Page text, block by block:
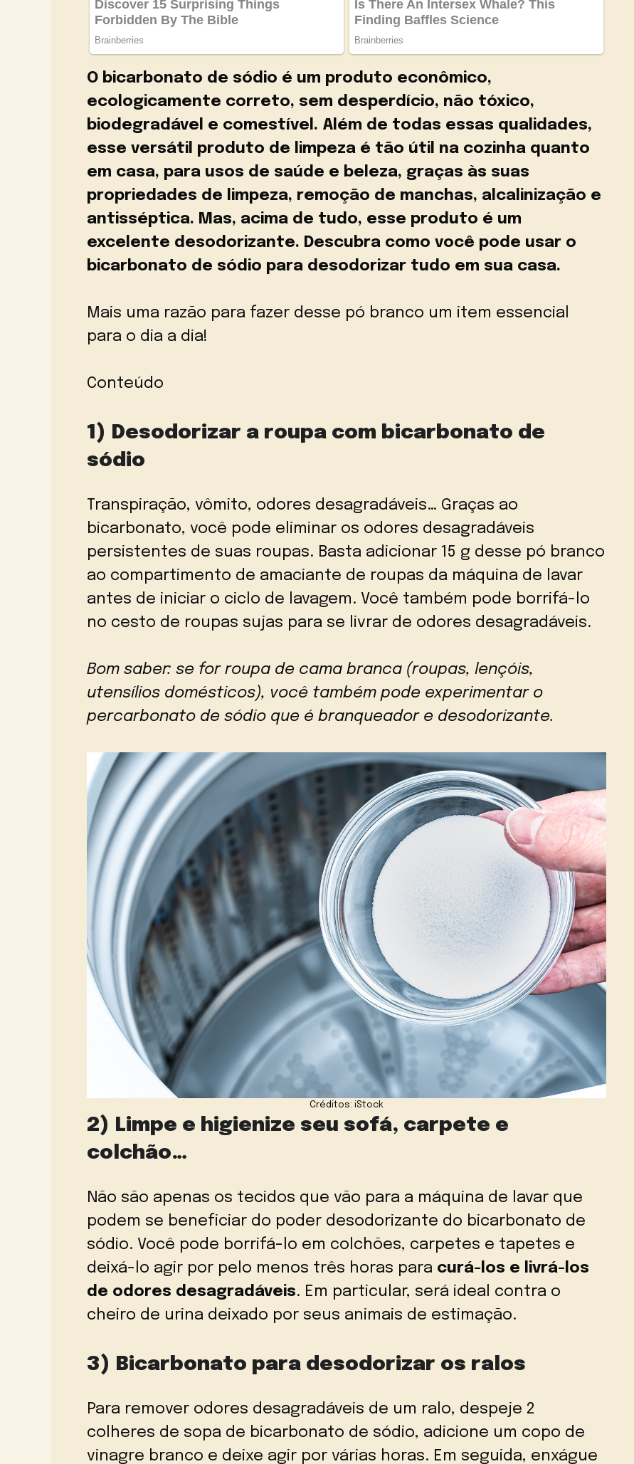
O bicarbonato de sódio é um produto econômico,
ecologicamente correto, sem desperdício, não tóxico,
biodegradável e comestível. Além de todas essas qualidades,
esse versátil produto de limpeza é tão útil na cozinha quanto
em casa, para usos de saúde e beleza, graças às suas
propriedades de limpeza, remoção de manchas, alcalinização e
antisséptica. Mas, acima de tudo, esse produto é um
excelente desodorizante. Descubra como você pode usar o
bicarbonato de sódio para desodorizar tudo em sua casa.
Mais uma razão para fazer desse pó branco um item essencial
para o dia a dia!
Conteúdo
1) Desodorizar a roupa com bicarbonato de
sódio
Transpiração, vômito, odores desagradáveis… Graças ao
bicarbonato, você pode eliminar os odores desagradáveis
persistentes de suas roupas. Basta adicionar 15 g desse pó branco
ao compartimento de amaciante de roupas da máquina de lavar
antes de iniciar o ciclo de lavagem. Você também pode borrifá-lo
no cesto de roupas sujas para se livrar de odores desagradáveis.
Bom saber: se for roupa de cama branca (roupas, lençóis,
utensílios domésticos), você também pode experimentar o
percarbonato de sódio que é branqueador e desodorizante.
Créditos: iStock
2) Limpe e higienize seu sofá, carpete e
colchão…
Não são apenas os tecidos que vão para a máquina de lavar que
podem se beneficiar do poder desodorizante do bicarbonato de
sódio. Você pode borrifá-lo em colchões, carpetes e tapetes e
deixá-lo agir por pelo menos três horas para curá-los e livrá-los
de odores desagradáveis. Em particular, será ideal contra o
cheiro de urina deixado por seus animais de estimação.
3) Bicarbonato para desodorizar os ralos
Para remover odores desagradáveis de um ralo, despeje 2
colheres de sopa de bicarbonato de sódio, adicione um copo de
vinagre branco e deixe agir por várias horas. Em seguida, enxágue